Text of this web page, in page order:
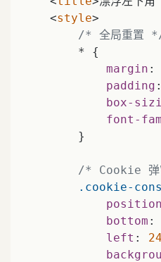
<style>
/* 全局重置
        * {
margin :
padding
box-
font-
        }
/* Cookie 弹
.cookie-
position
bottom :
left :